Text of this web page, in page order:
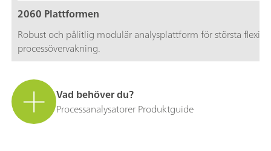
2060 Plattformen
Robust och pålitlig modulär analysplattform för största
processövervakning.
Vad behöver du?
Processanalysatorer Produktguide